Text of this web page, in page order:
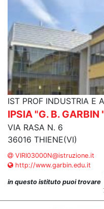
IST PROF INDUSTRIA E
IPSIA "G. B. GARBIN
VIA RASA N. 6
36016 THIENE(VI)
VIRI03000N@istruzione.it
http://www.garbin.edu.it
in questo istituto puoi trovare